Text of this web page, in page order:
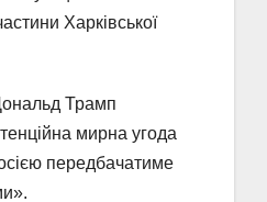
Харківської
Трамп
мирна угода
передбачатиме